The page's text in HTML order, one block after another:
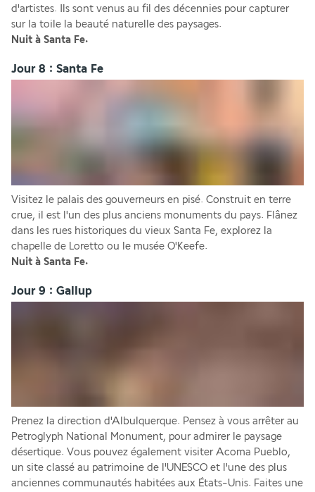
d'artistes. Ils sont venus au fil des décennies pour capturer
sur la toile la beauté naturelle des paysages.
Nuit à Santa Fe.
Jour 8 : Santa Fe
Visitez le palais des gouverneurs en pisé. Construit en terre
crue, il est l'un des plus anciens monuments du pays. Flânez
dans les rues historiques du vieux Santa Fe, explorez la
chapelle de Loretto ou le musée O'Keefe.
Nuit à Santa Fe.
Jour 9 : Gallup
Prenez la direction d'Albulquerque. Pensez à vous arrêter au
Petroglyph National Monument, pour admirer le paysage
désertique. Vous pouvez également visiter Acoma Pueblo,
un site classé au patrimoine de l'UNESCO et l'une des plus
anciennes communautés habitées aux États-Unis. Faites une